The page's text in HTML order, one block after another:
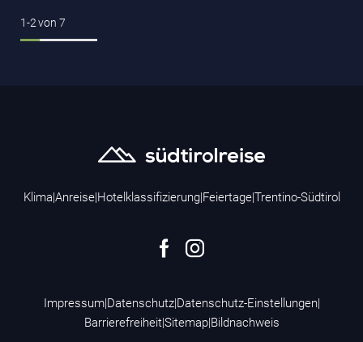
1-2von 7
Klima|Anreise|Hotelklassifizierung|Feiertage|Trentino-Südtirol
Impressum|Datenschutz|Datenschutz-Einstellungen|
Barrierefreiheit|Sitemap|Bildnachweis